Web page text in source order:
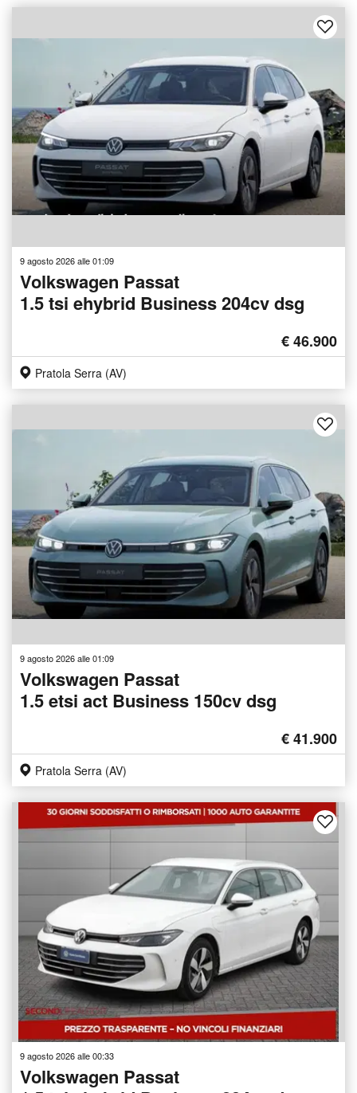
9 agosto 2026 alle 01:09
Volkswagen Passat
1.5 tsi ehybrid Business 204cv dsg
€ 46.900
Pratola Serra (AV)
9 agosto 2026 alle 01:09
Volkswagen Passat
1.5 etsi act Business 150cv dsg
€ 41.900
Pratola Serra (AV)
9 agosto 2026 alle 00:33
Volkswagen Passat